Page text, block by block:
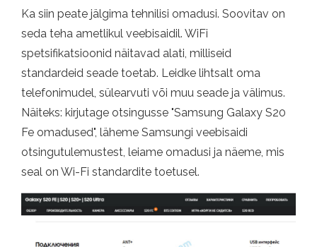
Ka siin peate jälgima tehnilisi omadusi. Soovitav on
seda teha ametlikul veebisaidil. WiFi
spetsifikatsioonid näitavad alati, milliseid
standardeid seade toetab. Leidke lihtsalt oma
telefonimudel, sülearvuti või muu seade ja välimus.
Näiteks: kirjutage otsingusse "Samsung Galaxy S20
Fe omadused", läheme Samsungi veebisaidi
otsingutulemustest, leiame omadusi ja näeme, mis
seal on Wi-Fi standardite toetusel.